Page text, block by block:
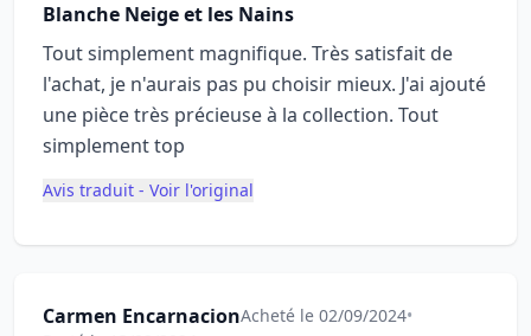
Blanche Neige et les Nains
Tout simplement magnifique. Très satisfait de
l'achat, je n'aurais pas pu choisir mieux. J'ai ajouté
une pièce très précieuse à la collection. Tout
simplement top
Avis traduit - Voir l'original
Carmen EncarnacionAcheté le 02/09/2024•